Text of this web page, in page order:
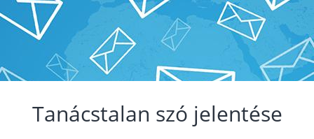
Tanácstalan szó jelentése